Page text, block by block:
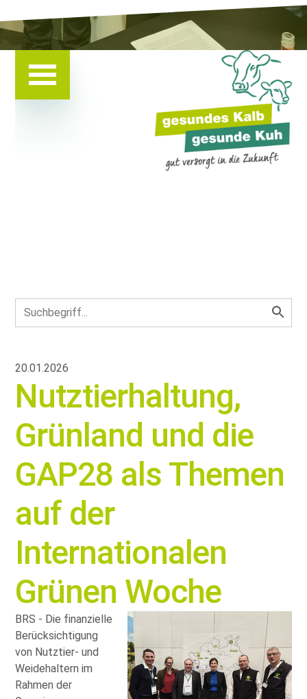
20.01.2026
Nutztierhaltung,
Grünland und die
GAP28 als Themen
auf der
Internationalen
Grünen Woche
BRS - Die finanzielle
Berücksichtigung
von Nutztier- und
Weidehaltern im
Rahmen der